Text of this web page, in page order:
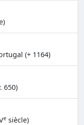
(+ 1164)
650)
e siècle)